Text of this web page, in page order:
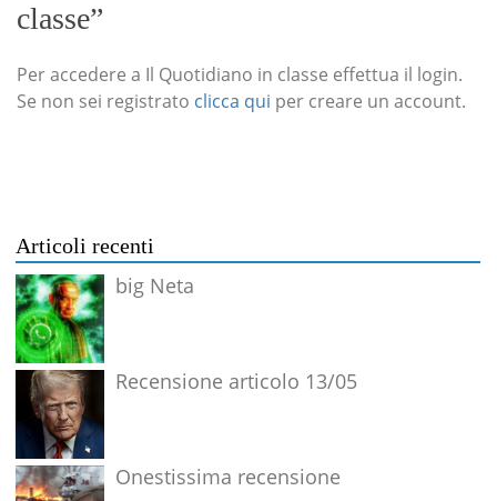
classe”
Per accedere a Il Quotidiano in classe effettua il login.
Se non sei registrato clicca qui per creare un account.
Articoli recenti
big Neta
Recensione articolo 13/05
Onestissima recensione